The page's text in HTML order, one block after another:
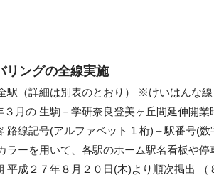
リングの全線実施
駅（詳細は別表のとおり） ※けいはんな
３月の 生駒－学研奈良登美ヶ丘間延伸開業
路線記号(アルファベット 1 桁)＋駅番号(
ラーを用いて、各駅のホーム駅名看板や停
平成２７年８月２０日(木)より順次掲出